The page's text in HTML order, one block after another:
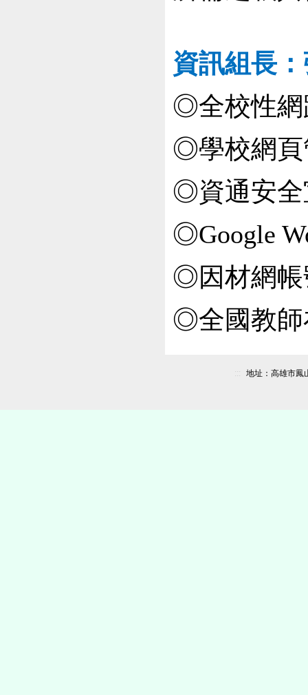
資訊組長
◎全校性網
◎學校網頁
◎資通安全
◎Google
◎因材網帳
◎全國教
::: 地址：高雄市